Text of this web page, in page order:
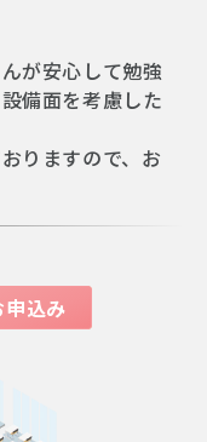
が安心して勉強
備面を考慮した
りますので、お
込み